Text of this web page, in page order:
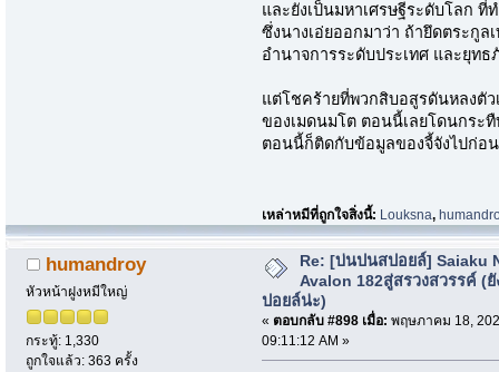
และยังเป็นมหาเศรษฐีระดับโลก
ซึ่งนางเอ่ยออกมาว่า ถ้ายึดตระกูล
อำนาจการระดับประเทศ และยุท
แต่โชคร้ายที่พวกสิบอสูรดันหลงตัว
ของเมดนมโต ตอนนี้เลยโดนกระ
ตอนนี้ก็ติดกับข้อมูลของจี้จังไปก่อ
เหล่าหมีที่ถูกใจสิ่งนี้: Louksna,
humandroy
หัวหน้าฝูงหมีใหญ่
กระทู้: 1,330
ถูกใจแล้ว: 363 ครั้ง
Re: [บ่นปนสปอยล์] Saiaku
Avalon 182สู่สรวงสวรรค์ (ยั
ปอยล์น่ะ)
« ตอบกลับ #898 เมื่อ: พฤษภาคม 18,
09:11:12 AM »